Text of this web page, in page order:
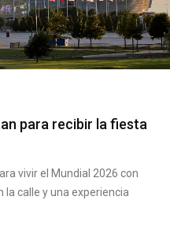
para recibir la fiesta
vivir el Mundial 2026 con
calle y una experiencia